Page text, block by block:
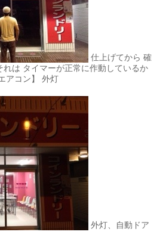
仕上げてから 確
れは タイマーが正常に作動しているか
アコン】 外灯
外灯、自動ドア